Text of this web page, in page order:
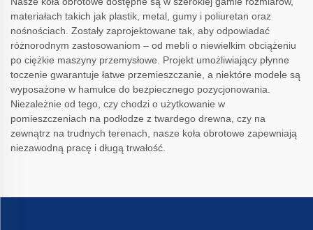
materiałach takich jak plastik, metal, gumy i poliuretan oraz
nośnościach. Zostały zaprojektowane tak, aby odpowiadać
różnorodnym zastosowaniom – od mebli o niewielkim obciążeniu
po ciężkie maszyny przemysłowe. Projekt umożliwiający płynne
toczenie gwarantuje łatwe przemieszczanie, a niektóre modele są
wyposażone w hamulce do bezpiecznego pozycjonowania.
Niezależnie od tego, czy chodzi o użytkowanie w
pomieszczeniach na podłodze z twardego drewna, czy na
zewnątrz na trudnych terenach, nasze koła obrotowe zapewniają
niezawodną pracę i długą trwałość.